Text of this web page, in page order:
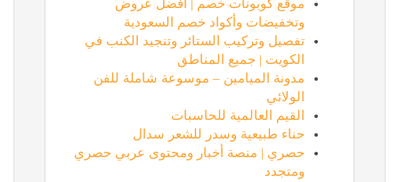
موقع كوبونات خصم | أفضل عروض
وتخفيضات وأكواد خصم السعودية
تفصيل وتركيب الستائر وتنجيد الكنب في
الكويت | جميع المناطق
مدونة الميامين – موسوعة شاملة للفن
الولائي
القيم العالمية للحاسبات
حناء طبيعية وسدر للشعر سدال
حصري | منصة أخبار ومحتوى عربي حصري
ومتجدد